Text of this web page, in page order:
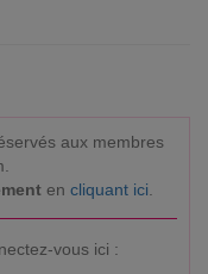
aux membres
en cliquant ici
vous ici :